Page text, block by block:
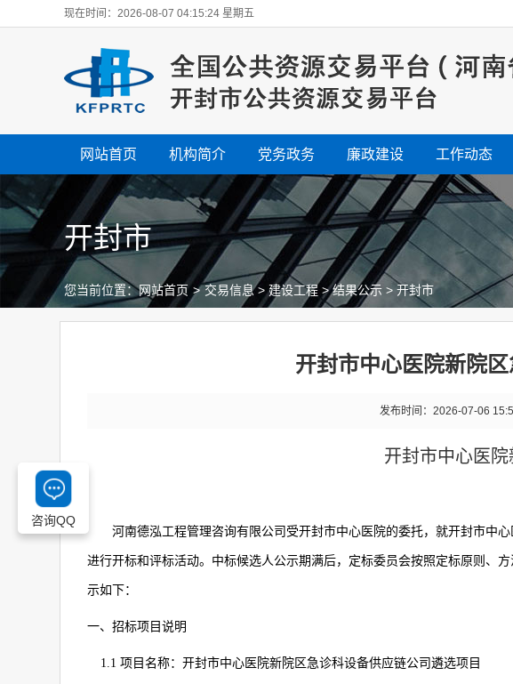
现在时间：2026-08-07 04:15:25 星期五
网站首页 机构简介 党务政务 廉政建设 工作动态
开封市
您当前位置：网站首页 > 交易信息>建设工程 >结果公示 >开封市
开封市中心医院新院
发布时间：2026-07-06
开封市中心医
河南德泓工程管理咨询有限公司受开封市中心医院的委托，就开封市中
进行开标和评标活动。中标候选人公示期满后，定标委员会按照定标原则、
示如下：
一、招标项目说明
1.1 项目名称：开封市中心医院新院区急诊科设备供应链公司遴选项目
咨询QQ